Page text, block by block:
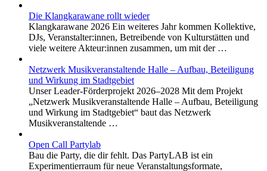
Die Klangkarawane rollt wieder
Klangkarawane 2026 Ein weiteres Jahr kommen Kollektive,
DJs, Veranstalter:innen, Betreibende von Kulturstätten und
viele weitere Akteur:innen zusammen, um mit der …
Netzwerk Musikveranstaltende Halle – Aufbau, Beteiligung
und Wirkung im Stadtgebiet
Unser Leader-Förderprojekt 2026–2028 Mit dem Projekt
„Netzwerk Musikveranstaltende Halle – Aufbau, Beteiligung
und Wirkung im Stadtgebiet“ baut das Netzwerk
Musikveranstaltende …
Open Call Partylab
Bau die Party, die dir fehlt. Das PartyLAB ist ein
Experimentierraum für neue Veranstaltungsformate,